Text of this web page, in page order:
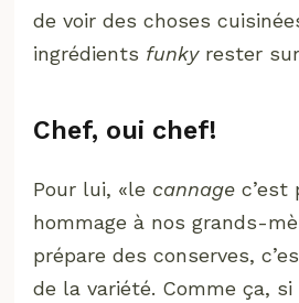
de voir des choses
ingrédients funkyrester
Chef, oui chef!
Pour lui, «le cannage c’est
hommage à nos grands-
prépare des conserves,
de la variété. Comme ça,